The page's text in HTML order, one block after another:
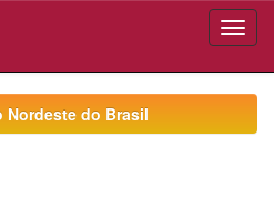
Nordeste do Brasil